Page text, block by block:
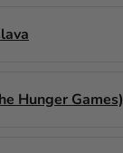
Hunger Games)